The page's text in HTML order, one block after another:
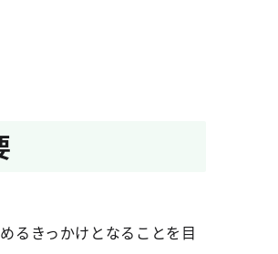
るきっかけとなることを目